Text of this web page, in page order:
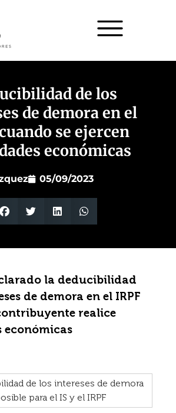
de los
de demora en el
se ejercen
económicas
05/09/2023
la deducibilidad
de demora en el IRPF
realice
económicas